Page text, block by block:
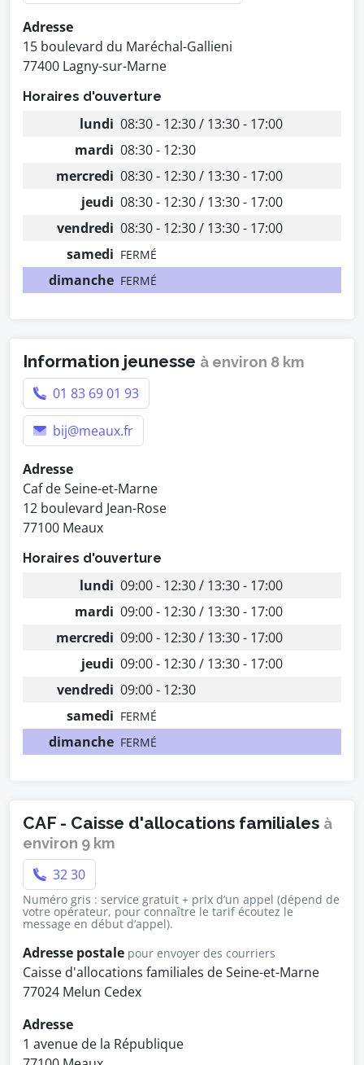
Adresse
15 boulevard du Maréchal-Gallieni
77400 Lagny-sur-Marne
Horaires d'ouverture
lundi 08:30 - 12:30 / 13:30 - 17:00
mardi 08:30 - 12:30
mercredi 08:30 - 12:30 / 13:30 - 17:00
jeudi 08:30 - 12:30 / 13:30 - 17:00
vendredi 08:30 - 12:30 / 13:30 - 17:00
samedi FERMÉ
dimanche FERMÉ
Information jeunesse à environ 8 km
01 83 69 01 93
bij@meaux.fr
Adresse
Caf de Seine-et-Marne
12 boulevard Jean-Rose
77100 Meaux
Horaires d'ouverture
lundi 09:00 - 12:30 / 13:30 - 17:00
mardi 09:00 - 12:30 / 13:30 - 17:00
mercredi 09:00 - 12:30 / 13:30 - 17:00
jeudi 09:00 - 12:30 / 13:30 - 17:00
vendredi 09:00 - 12:30
samedi FERMÉ
dimanche FERMÉ
CAF - Caisse d'allocations familiales à
environ 9 km
32 30
Numéro gris : service gratuit + prix d’un appel (dépend de
votre opérateur, pour connaître le tarif écoutez le
message en début d’appel).
Adresse postale pour envoyer des courriers
Caisse d'allocations familiales de Seine-et-Marne
77024 Melun Cedex
Adresse
1 avenue de la République